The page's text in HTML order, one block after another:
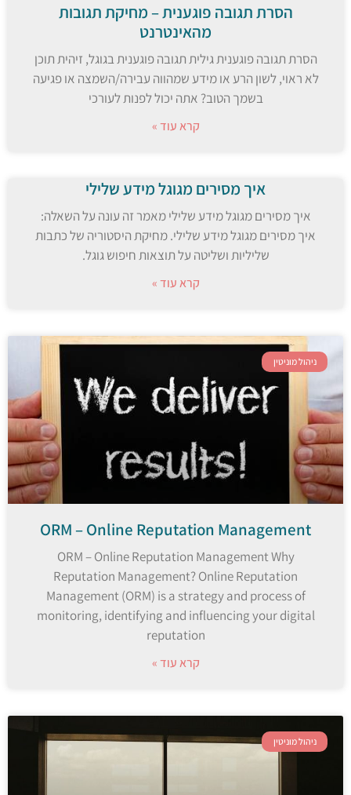
הסרת תגובה פוגענית – מחיקת תגובות
מהאינטרנט
הסרת תגובה פוגענית גילית תגובה פוגענית בגוגל, זיהית תוכן
לא ראוי, לשון הרע או מידע שמהווה עבירה/השמצה או פגיעה
בשמך הטוב? אתה יכול לפנות לעורכי
קרא עוד »
איך מסירים מגוגל מידע שלילי
איך מסירים מגוגל מידע שלילי מאמר זה עונה על השאלה:
איך מסירים מגוגל מידע שלילי. מחיקת היסטוריה של כתבות
שליליות ושליטה על תוצאות חיפוש גוגל.
קרא עוד »
ניהול מוניטין
ORM – Online Reputation Management
ORM – Online Reputation Management Why
Reputation Management? Online Reputation
Management (ORM) is a strategy and process of
monitoring, identifying and influencing your digital
reputation
קרא עוד »
ניהול מוניטין